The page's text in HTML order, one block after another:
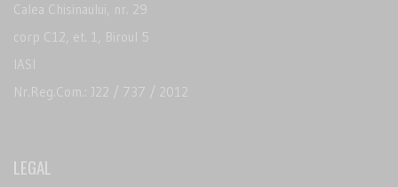
Calea Chisinaului, nr. 29
corp C12, et. 1, Biroul 5
IASI
Nr.Reg.Com.: J22 / 737 / 2012
LEGAL